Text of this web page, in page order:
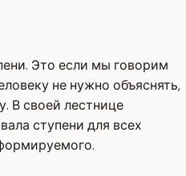
Это если мы говорим
не нужно объяснять,
В своей лестнице
ступени для всех